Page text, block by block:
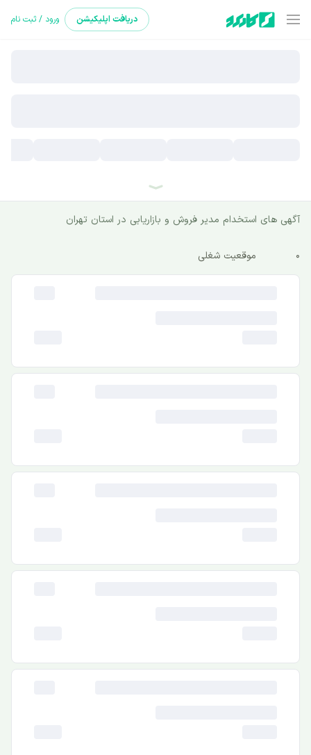
دریافت اپلیکیشن ورود / ثبت نام
آگهی های استخدام مدیر فروش و بازاریابی در استان تهران
0 موقعیت شغلی